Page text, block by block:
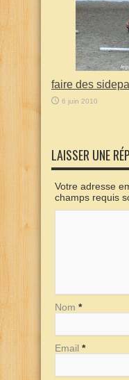
faire des
6 juin 2010
LAISSER UNE
Votre adresse
champs requis
Nom *
Email *